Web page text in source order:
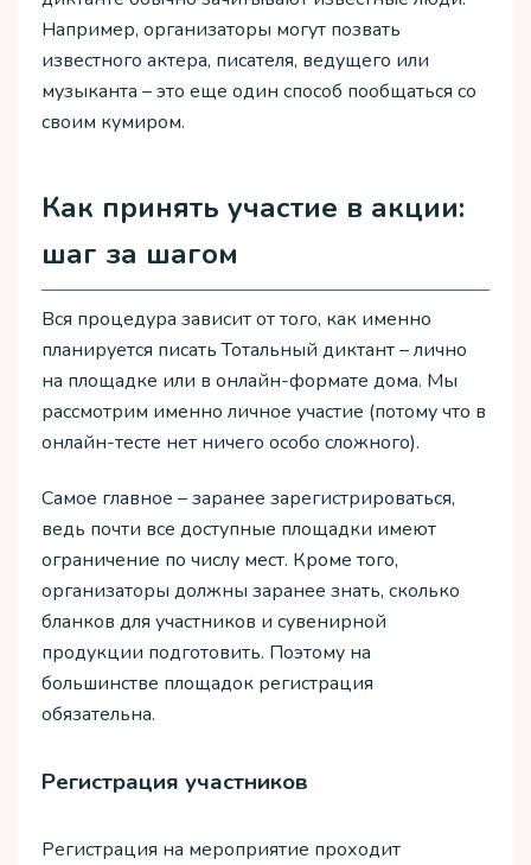
Например, организаторы могут позвать
известного актера, писателя, ведущего или
музыканта – это еще один способ пообщаться со
своим кумиром.
Как принять участие в акции:
шаг за шагом
Вся процедура зависит от того, как именно
планируется писать Тотальный диктант – лично
на площадке или в онлайн-формате дома. Мы
рассмотрим именно личное участие (потому что в
онлайн-тесте нет ничего особо сложного).
Самое главное – заранее зарегистрироваться,
ведь почти все доступные площадки имеют
ограничение по числу мест. Кроме того,
организаторы должны заранее знать, сколько
бланков для участников и сувенирной
продукции подготовить. Поэтому на
большинстве площадок регистрация
обязательна.
Регистрация участников
Регистрация на мероприятие проходит